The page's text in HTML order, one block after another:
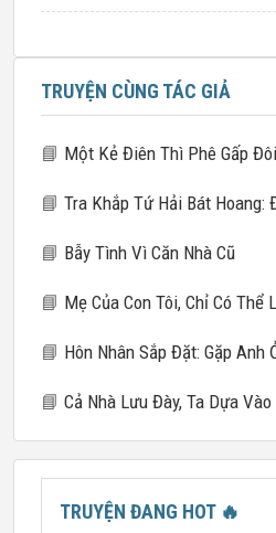
TRUYỆN CÙNG TÁC GIẢ
📘 Một Kẻ Điên Thì Phê Gấp Đôi, Hai
📘 Tra Khắp Tứ Hải Bát Hoang:
📘 Bẫy Tình Vì Căn Nhà Cũ
📘 Mẹ Của Con Tôi, Chỉ Có Thể
📘 Hôn Nhân Sắp Đặt: Gặp Anh
📘 Cả Nhà Lưu Đày, Ta Dựa Vào Hệ
TRUYỆN ĐANG HOT 🔥